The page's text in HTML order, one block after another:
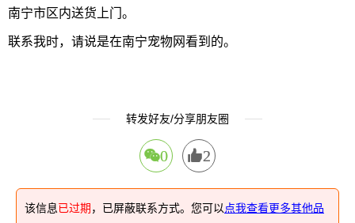
南宁市区内送货上门。
联系我时，请说是在南宁宠物网看到的。
转发好友/分享朋友圈
0 2
该信息已过期 ，已屏蔽联系方式。您可以 点我查看更多其他品